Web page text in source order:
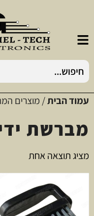
עמוד הבית/ מוצרים
מברשת
מציג תוצאה אחת